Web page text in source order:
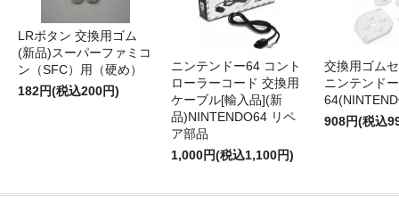
LRボタン 交換用ゴム
(新品)スーパーファミコ
ン（SFC）用（硬め）
182円(税込200円)
ニンテンドー64 コント
ローラーコード 交換用
ケーブル[輸入品](新
品)NINTENDO64 リペ
ア部品
1,000円(税込1,100円)
交換用ゴム
ニンテンドー
908円(税込